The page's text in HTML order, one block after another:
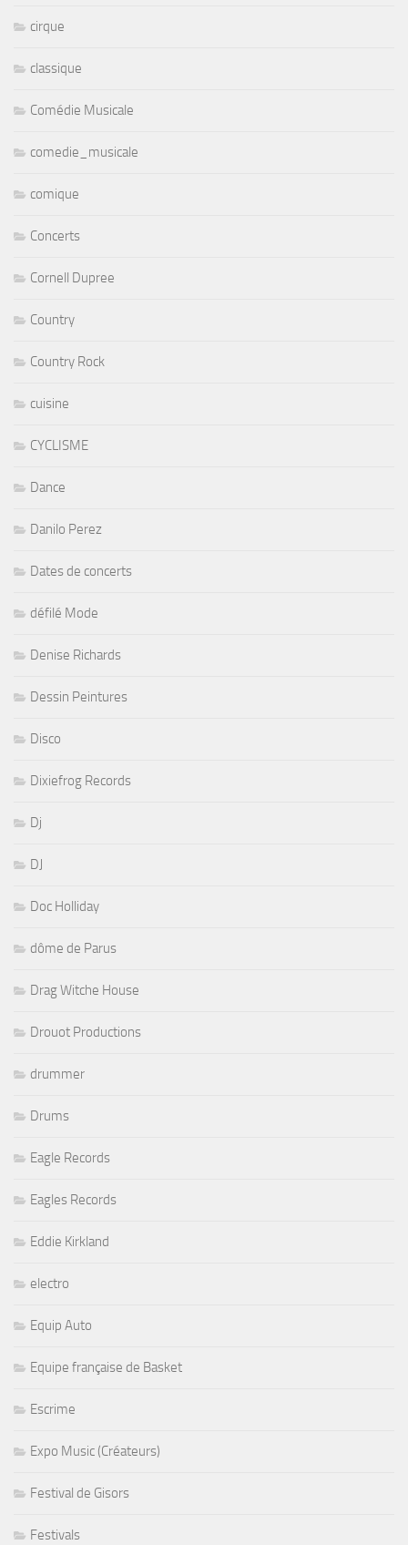
cirque
classique
Comédie Musicale
comedie_musicale
comique
Concerts
Cornell Dupree
Country
Country Rock
cuisine
CYCLISME
Dance
Danilo Perez
Dates de concerts
défilé Mode
Denise Richards
Dessin Peintures
Disco
Dixiefrog Records
Dj
DJ
Doc Holliday
dôme de Parus
Drag Witche House
Drouot Productions
drummer
Drums
Eagle Records
Eagles Records
Eddie Kirkland
electro
Equip Auto
Equipe française de Basket
Escrime
Expo Music (Créateurs)
Festival de Gisors
Festivals